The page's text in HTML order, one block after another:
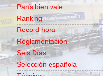
París bien vale...
Ranking
Record hora
Reglamentación
Seis Días
Selección española